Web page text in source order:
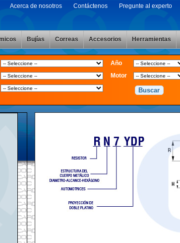
Acerca de nosotros Contáctenos Pregunte al experto
Bujías Correas Accesorios Herramientas
Año
Motor